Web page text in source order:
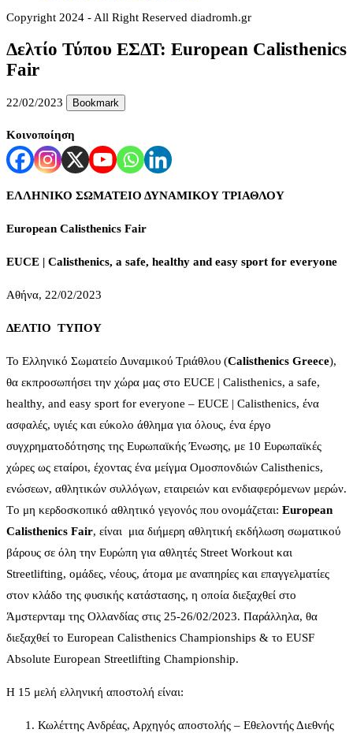
Copyright 2024 - All Right Reserved diadromh.gr
Δελτίο Τύπου ΕΣΔΤ: European Calisthenics
Fair
22/02/2023 Bookmark
Κοινοποίηση
ΕΛΛΗΝΙΚΟ ΣΩΜΑΤΕΙΟ ΔΥΝΑΜΙΚΟΥ ΤΡΙΑΘΛΟΥ
European Calisthenics Fair
EUCE | Calisthenics, a safe, healthy and easy sport for everyone
Αθήνα, 22/02/2023
ΔΕΛΤΙΟ ΤΥΠΟΥ
Το Ελληνικό Σωματείο Δυναμικού Τριάθλου (Calisthenics Greece),
θα εκπροσωπήσει την χώρα μας στο EUCE | Calisthenics, a safe,
healthy, and easy sport for everyone – EUCE | Calisthenics, ένα
ασφαλές, υγιές και εύκολο άθλημα για όλους, ένα έργο
συγχρηματοδότησης της Ευρωπαϊκής Ένωσης, με 10 Eυρωπαϊκές
χώρες ως εταίροι, έχοντας ένα μείγμα Ομοσπονδιών Calisthenics,
ενώσεων, αθλητικών συλλόγων, εταιρειών και ενδιαφερόμενων μερών.
Tο μη κερδοσκοπικό αθλητικό γεγονός που ονομάζεται: European
Calisthenics Fair, είναι μια διήμερη αθλητική εκδήλωση σωματικού
βάρους σε όλη την Ευρώπη για αθλητές Street Workout και
Streetlifting, ομάδες, νέους, άτομα με αναπηρίες και επαγγελματίες
στον κλάδο της φυσικής κατάστασης, η οποία διεξαχθεί στο
Άμστερνταμ της Ολλανδίας στις 25-26/02/2023. Παράλληλα, θα
διεξαχθεί το European Calisthenics Championships & το EUSF
Absolute European Streetlifting Championship.
Η 15 μελή ελληνική αποστολή είναι:
Κωλέττης Ανδρέας, Αρχηγός αποστολής – Εθελοντής Διεθνής